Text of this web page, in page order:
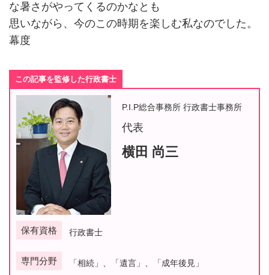
な暑さがやってくるのかなとも
思いながら、今のこの時期を楽しむ私なのでした。
幕度
この記事を監修した行政書士
P.I.P総合事務所 行政書士事務所
代表
横田 尚三
保有資格 行政書士
専門分野 「相続」、「遺言」、「成年後見」